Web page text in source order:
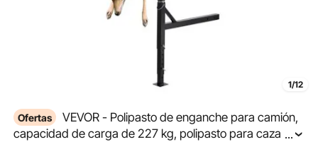
1/12
Ofertas
VEVOR - Polipasto de enganche para camión,
capacidad de carga de 227 kg, polipasto para caza de
...